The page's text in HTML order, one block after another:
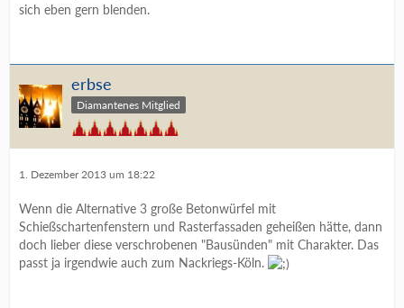
sich eben gern blenden.
erbse
Diamantenes Mitglied
1. Dezember 2013 um 18:22
Wenn die Alternative 3 große Betonwürfel mit
Schießschartenfenstern und Rasterfassaden geheißen hätte, dann
doch lieber diese verschrobenen "Bausünden" mit Charakter. Das
passt ja irgendwie auch zum Nackriegs-Köln.